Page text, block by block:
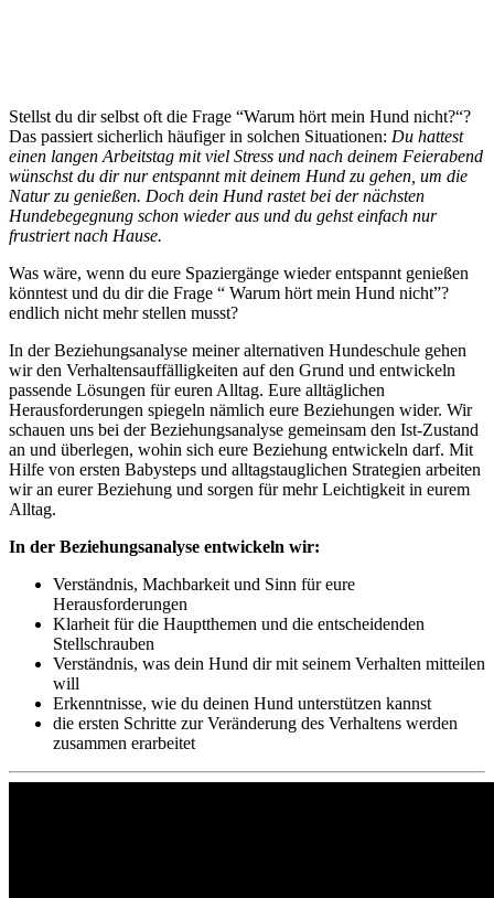
Stellst du dir selbst oft die Frage “Warum hört mein Hund nicht?“?
Das passiert sicherlich häufiger in solchen Situationen: Du hattest
einen langen Arbeitstag mit viel Stress und nach deinem Feierabend
wünschst du dir nur entspannt mit deinem Hund zu gehen, um die
Natur zu genießen. Doch dein Hund rastet bei der nächsten
Hundebegegnung schon wieder aus und du gehst einfach nur
frustriert nach Hause.
Was wäre, wenn du eure Spaziergänge wieder entspannt genießen
könntest und du dir die Frage “ Warum hört mein Hund nicht”?
endlich nicht mehr stellen musst?
In der Beziehungsanalyse meiner alternativen Hundeschule gehen
wir den Verhaltensauffälligkeiten auf den Grund und entwickeln
passende Lösungen für euren Alltag. Eure alltäglichen
Herausforderungen spiegeln nämlich eure Beziehungen wider. Wir
schauen uns bei der Beziehungsanalyse gemeinsam den Ist-Zustand
an und überlegen, wohin sich eure Beziehung entwickeln darf. Mit
Hilfe von ersten Babysteps und alltagstauglichen Strategien arbeiten
wir an eurer Beziehung und sorgen für mehr Leichtigkeit in eurem
Alltag.
In der Beziehungsanalyse entwickeln wir:
Verständnis, Machbarkeit und Sinn für eure
Herausforderungen
Klarheit für die Hauptthemen und die entscheidenden
Stellschrauben
Verständnis, was dein Hund dir mit seinem Verhalten mitteilen
will
Erkenntnisse, wie du deinen Hund unterstützen kannst
die ersten Schritte zur Veränderung des Verhaltens werden
zusammen erarbeitet